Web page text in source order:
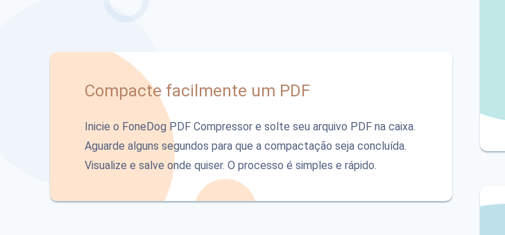
Compacte facilmente um PDF
Inicie o FoneDog PDF Compressor e solte seu arquivo PDF na caixa.
Aguarde alguns segundos para que a compactação seja concluída.
Visualize e salve onde quiser. O processo é simples e rápido.